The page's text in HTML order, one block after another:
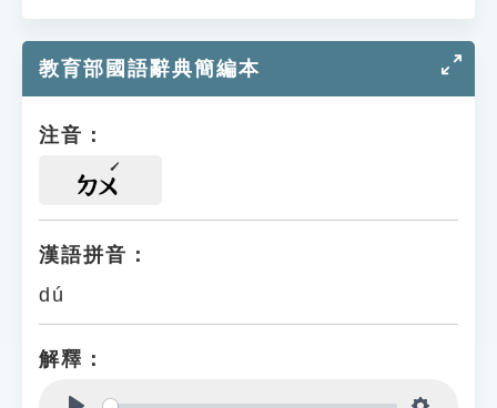
教育部國語辭典簡編本
注音：
ㄉㄨ
漢語拼音：
dú
解釋：